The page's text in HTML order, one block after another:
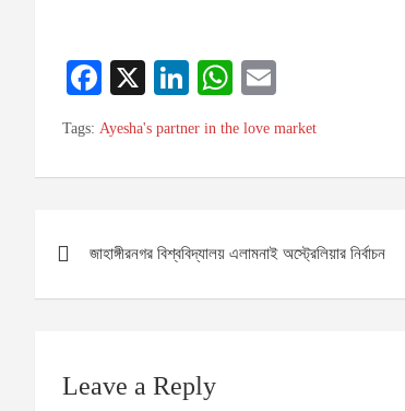
Fa
ce
bo
ok
X
Li
nk
In
W
ha
A
m
Tags: Ayesha's partner in the love market
navigation
জাহাঙ্গীরনগর বিশ্ববিদ্যালয় এলামনাই অস্ট্রেলিয়ার নির্বাচন
Leave a Reply